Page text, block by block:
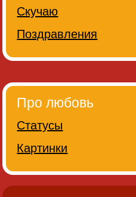
Скучаю
Поздравления
Про любовь
Статусы
Картинки